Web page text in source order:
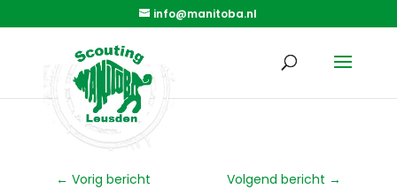
info@manitoba.nl
← Vorig bericht Volgend bericht →